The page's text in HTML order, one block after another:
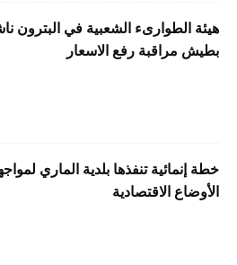
هيئة الطوارىء الشعبية في البترون
بطيش مراقبة رفع الاسعار
خطة إنمائية تنفذها بلدية الماري
الأوضاع الاقتصادية